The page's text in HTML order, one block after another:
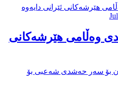
وەڵامی هێرشەکانی